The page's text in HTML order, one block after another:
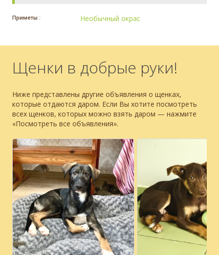
Приметы : Необычный окрас
Щенки в добрые руки!
Ниже представлены другие объявления о щенках,
которые отдаются даром. Если Вы хотите посмотреть
всех щенков, которых можно взять даром — нажмите
«Посмотреть все объявления».